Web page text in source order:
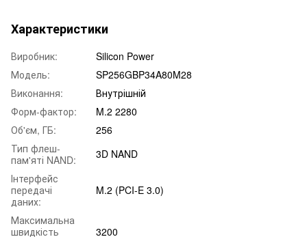
Характеристики
Виробник:
Silicon Power
Модель:
SP256GBP34A80M28
Виконання:
Внутрішній
Форм-фактор:
M.2 2280
Об'єм, ГБ:
256
Тип флеш-
пам'яті NAND:
3D NAND
Інтерфейс
передачі
даних:
M.2 (PCI-E 3.0)
Максимальна
швидкість
3200